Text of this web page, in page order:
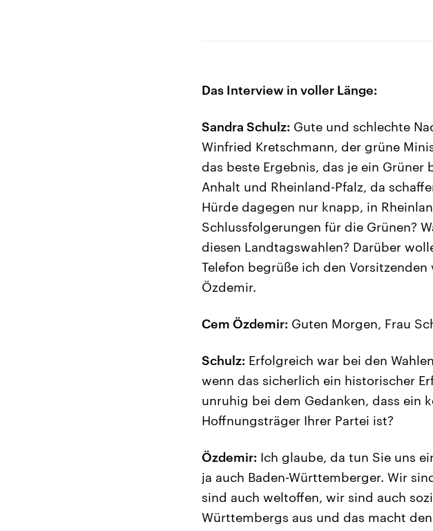
Das Interview in voller Länge:
Sandra Schulz: Gute und schlechte
Winfried Kretschmann, der grüne
das beste Ergebnis, das je ein
Anhalt und Rheinland-Pfalz, da
Hürde dagegen nur knapp, in
Schlussfolgerungen für die Grünen?
diesen Landtagswahlen? Darüber
Telefon begrüße ich den
Özdemir.
Cem Özdemir: Guten Morgen, Frau
Schulz: Erfolgreich war bei den
wenn das sicherlich ein historischer
unruhig bei dem Gedanken, dass ein
Hoffnungsträger Ihrer Partei ist?
Özdemir: Ich glaube, da tun Sie uns
ja auch Baden-Württemberger. Wir
sind auch weltoffen, wir sind auch
Württembergs aus und das macht